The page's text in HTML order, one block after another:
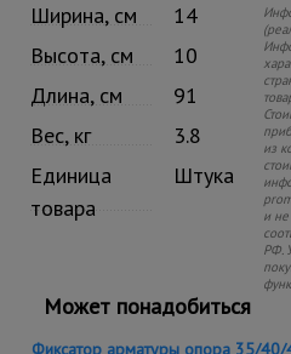
Ширина, см
14
Высота, см
10
Длина, см
91
Вес, кг
3.8
Единица
товара
Штука
из
и не
РФ.
Может понадобиться
Фиксатор арматуры опора 35/